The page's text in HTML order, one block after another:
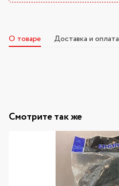
О товаре Доставка и оплата
Смотрите так же